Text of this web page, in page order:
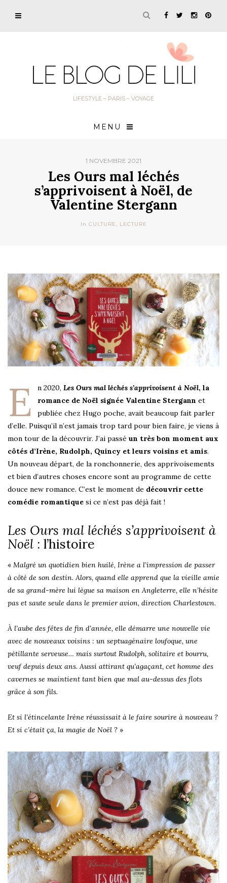
LIFESTYLE – PARIS – VOYAGE
MENU
1 NOVEMBRE 2021
Les Ours mal léchés
s’apprivoisent à Noël, de
Valentine Stergann
In CULTURE, LECTURE
E n 2020, Les Ours mal léchés s’apprivoisent à Noël, la
romance de Noël signée Valentine Stergann et
publiée chez Hugo poche, avait beaucoup fait parler
d’elle. Puisqu’il n’est jamais trop tard pour bien faire, je viens à
mon tour de la découvrir. J’ai passé un très bon moment aux
côtés d’Irène, Rudolph, Quincy et leurs voisins et amis.
Un nouveau départ, de la ronchonnerie, des apprivoisements
et bien d’autres choses encore sont au programme de cette
douce new romance. C’est le moment de découvrir cette
comédie romantique si ce n’est pas déjà fait !
Les Ours mal léchés s’apprivoisent à
Noël : l’histoire
« Malgré un quotidien bien huilé, Irène a l’impression de passer
à côté de son destin. Alors, quand elle apprend que la vieille amie
de sa grand-mère lui lègue sa maison en Angleterre, elle n’hésite
pas et saute seule dans le premier avion, direction Charlestown.
À l’aube des fêtes de fin d’année, elle démarre une nouvelle vie
avec de nouveaux voisins : un septuagénaire loufoque, une
pétillante serveuse… mais surtout Rudolph, solitaire et bourru,
veuf depuis deux ans. Aussi attirant qu’agaçant, cet homme des
cavernes se maintient tant bien que mal au-dessus des flots
grâce à son fils.
Et si l’étincelante Irène réussissait à le faire sourire à nouveau ?
Et si c’était ça, la magie de Noël ? »